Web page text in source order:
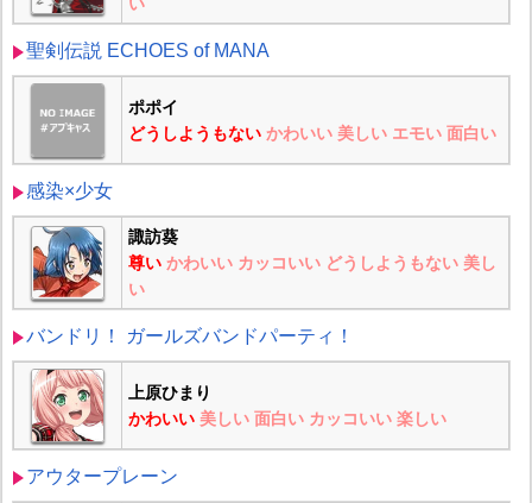
聖剣伝説 ECHOES of MANA
ポポイ
どうしようもない かわいい 美しい エモい 面白い
感染×少女
諏訪葵
尊い かわいい カッコいい どうしようもない 美し
い
バンドリ！ ガールズバンドパーティ！
上原ひまり
かわいい 美しい 面白い カッコいい 楽しい
アウタープレーン